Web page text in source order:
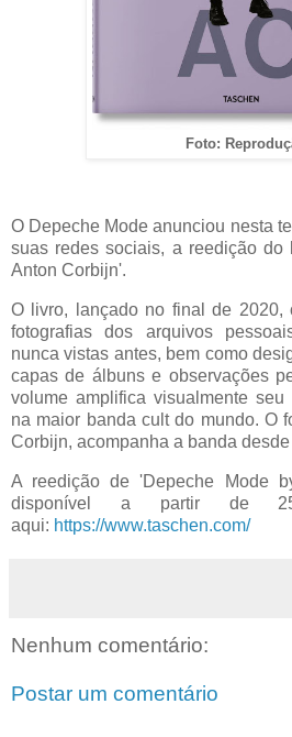
Foto:
O Depeche Mode anunciou nesta
suas redes sociais, a reedição do
Anton Corbijn'.
O livro, lançado no final de 2020,
fotografias dos arquivos
nunca vistas antes, bem como
capas de álbuns e observações
volume amplifica visualmente seu
na maior banda cult do mundo. O
Corbijn, acompanha a banda
A reedição de 'Depeche Mode
disponível a partir de 25
aqui: https://www.taschen.com/
Nenhum comentário:
Postar um comentário